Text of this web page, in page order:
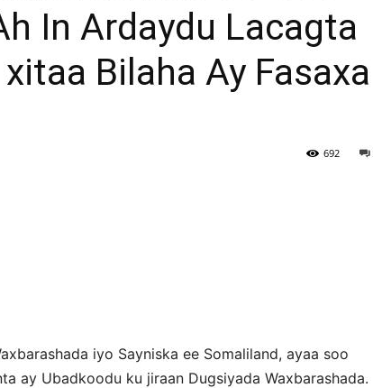
In Ardaydu Lacagta
Bilaha Ay Fasaxa
692
iyo Sayniska ee Somaliland, ayaa soo
ay Ubadkoodu ku jiraan Dugsiyada Waxbarashada.